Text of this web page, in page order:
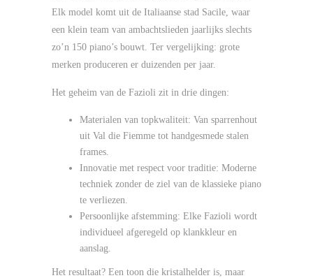
Elk model komt uit de Italiaanse stad Sacile, waar
een klein team van ambachtslieden jaarlijks slechts
zo’n 150 piano’s bouwt. Ter vergelijking: grote
merken produceren er duizenden per jaar.
Het geheim van de Fazioli zit in drie dingen:
Materialen van topkwaliteit: Van sparrenhout
uit Val die Fiemme tot handgesmede stalen
frames.
Innovatie met respect voor traditie: Moderne
techniek zonder de ziel van de klassieke piano
te verliezen.
Persoonlijke afstemming: Elke Fazioli wordt
individueel afgeregeld op klankkleur en
aanslag.
Het resultaat? Een toon die kristalhelder is, maar